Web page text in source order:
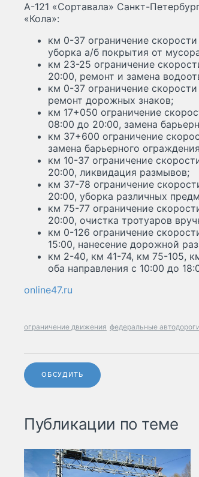
А-121 «Сортавала» Санкт-
«Кола»:
км 0-37 ограничение
уборка а/б покрытия от
км 23-25 ограничение
20:00, ремонт и замена
км 0-37 ограничение
ремонт дорожных знаков;
км 17+050 ограничение
08:00 до 20:00, замена
км 37+600 ограничение
замена барьерного
км 10-37 ограничение
20:00, ликвидация размывов;
км 37-78 ограничение
20:00, уборка различных
км 75-77 ограничение
20:00, очистка тротуаров
км 0-126 ограничение
15:00, нанесение дорожной
км 2-40, км 41-74, км 75-105,
оба направления с 10:00 до
online47.ru
ограничение движения федеральные автодороги
ОБСУДИТЬ
Публикации по теме